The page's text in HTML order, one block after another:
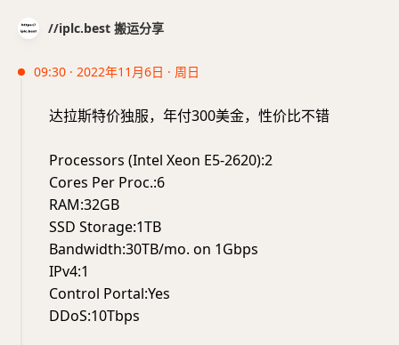
//iplc.best 搬运分享
09:30 · 2022年11月6日 · 周日
达拉斯特价独服，年付300美金，性价比不错
Processors (Intel Xeon E5-2620):2
Cores Per Proc.:6
RAM:32GB
SSD Storage:1TB
Bandwidth:30TB/mo. on 1Gbps
IPv4:1
Control Portal:Yes
DDoS:10Tbps